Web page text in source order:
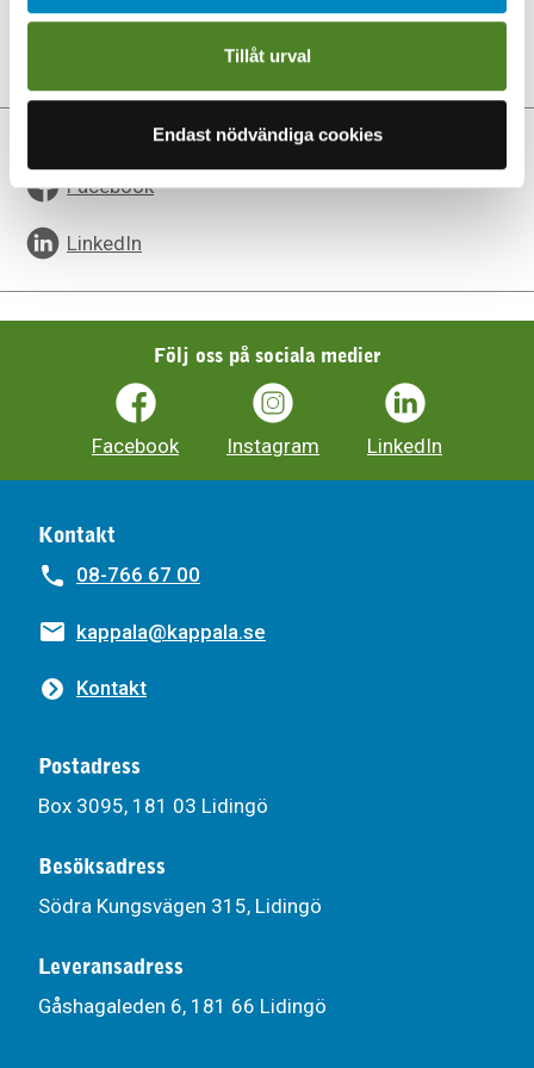
Tillåt urval
Endast nödvändiga cookies
andreas.thunberg@kappala.se
Facebook
LinkedIn
Följ oss på sociala medier
Facebook Instagram LinkedIn
Kontakt
08-766 67 00
kappala@kappala.se
Kontakt
Postadress
Box 3095, 181 03 Lidingö
Besöksadress
Södra Kungsvägen 315, Lidingö
Leveransadress
Gåshagaleden 6, 181 66 Lidingö